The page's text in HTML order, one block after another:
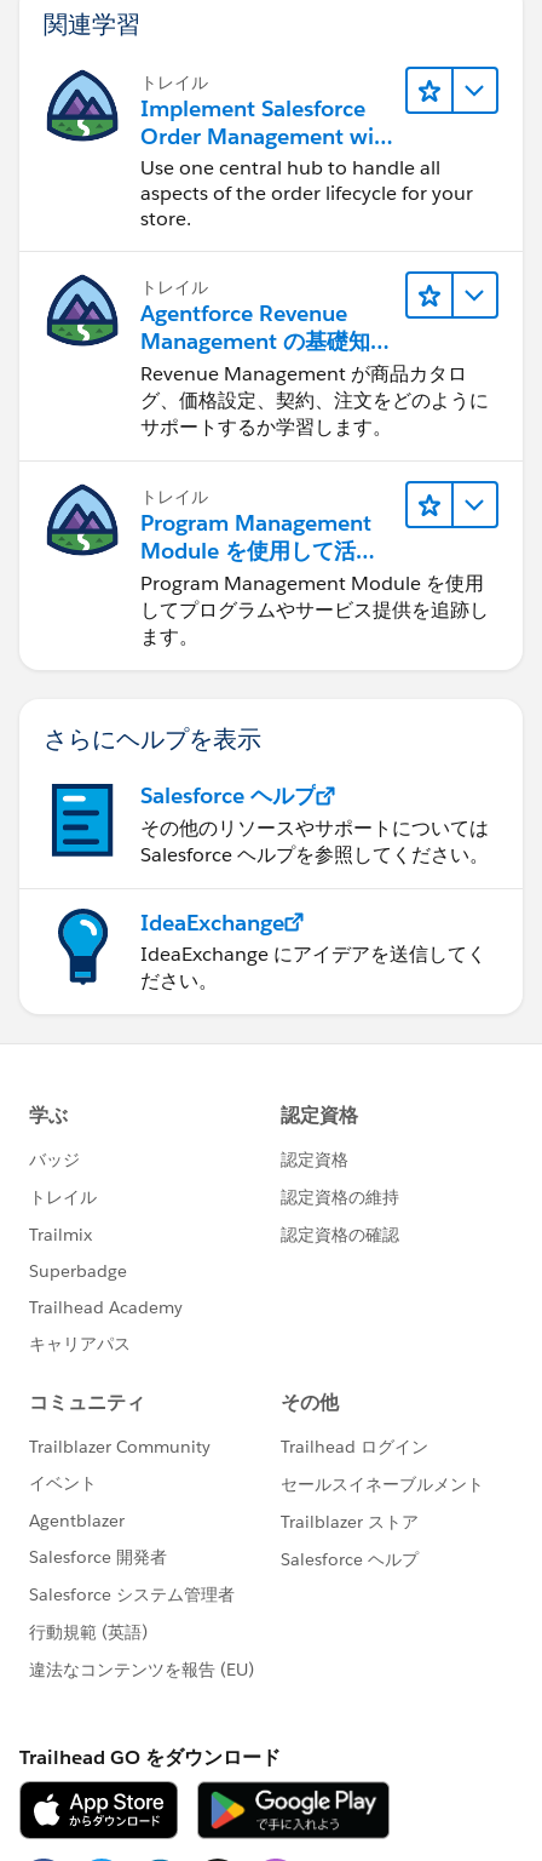
関連学習
トレイル
Implement Salesforce
Order Management with
a B2B, B2C, or B2B2C
Commerce Store
Use one central hub to handle all
aspects of the order lifecycle for your
store.
トレイル
Agentforce Revenue
Management の基礎知識
を身につける
Revenue Management が商品カタロ
グ、価格設定、契約、注文をどのように
サポートするか学習します。
トレイル
Program Management
Module を使用して活動
目的を管理する
Program Management Module を使用
してプログラムやサービス提供を追跡し
ます。
さらにヘルプを表示
Salesforce ヘルプ
その他のリソースやサポートについては
Salesforce ヘルプを参照してください。
IdeaExchange
IdeaExchange にアイデアを送信してく
ださい。